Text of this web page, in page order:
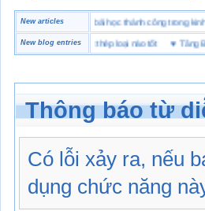
New articles
biệt” của Microsoft ♥4 bài học thành công
New blog entries
hộ lót Kevlar và lót thép loại nào tốt♥ Tăng Bền
Thông báo từ
Có lỗi xảy ra, nếu
dụng chức năng